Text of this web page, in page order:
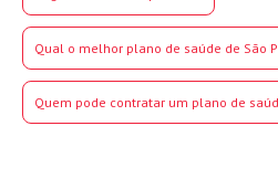
Qual o melhor plano de saúde de São
Quem pode contratar um plano de